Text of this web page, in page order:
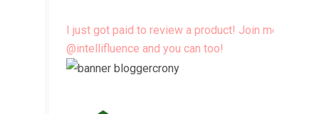
I just got paid to review a product! Join me
@intellifluence and you can too!